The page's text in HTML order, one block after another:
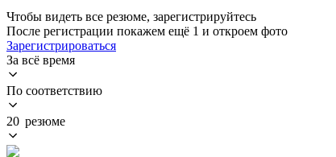
Чтобы видеть все резюме, зарегистрируйтесь
После регистрации покажем ещё 1 и откроем фото
Зарегистрироваться
За всё время
По соответствию
20 резюме